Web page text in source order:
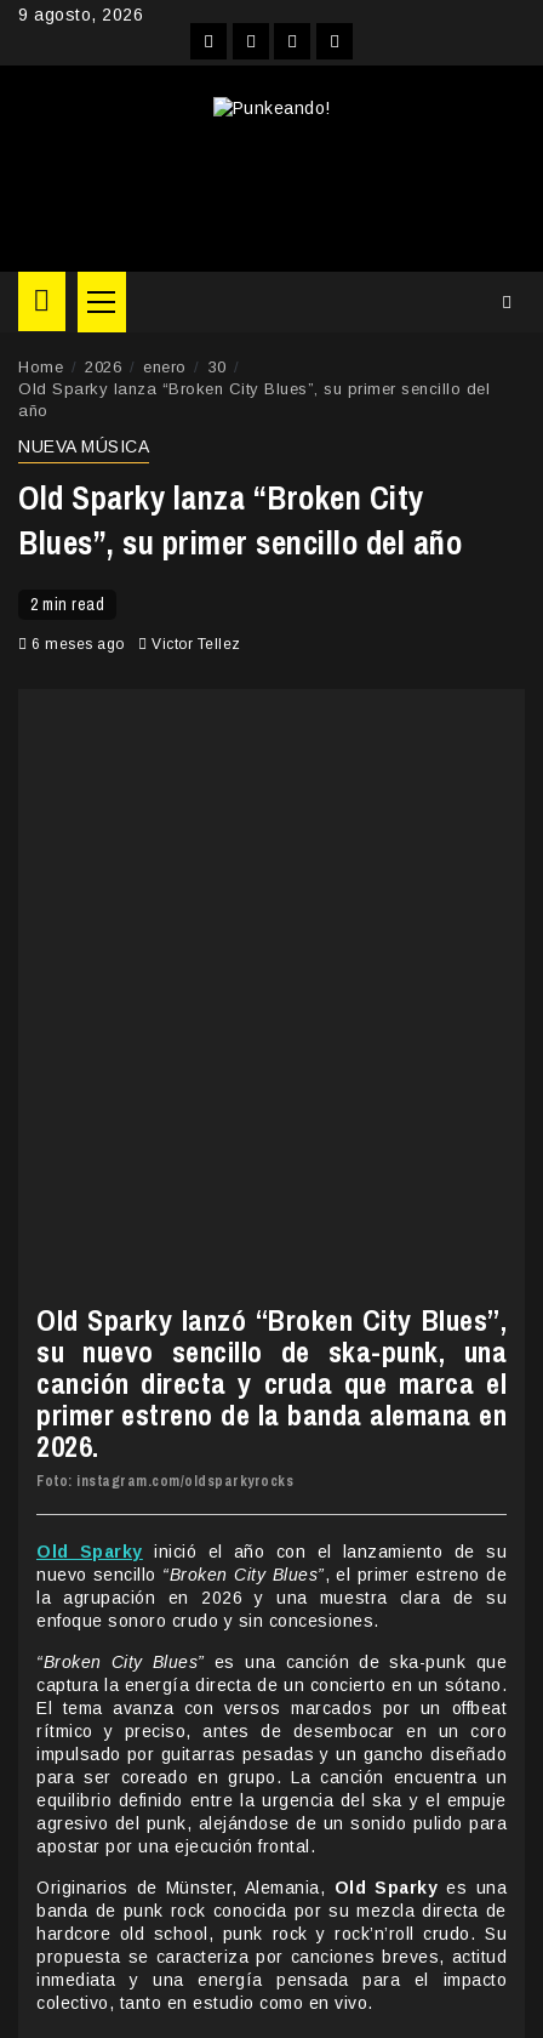
Skip9 agosto, 2026
FacebookInstagram
YouTubeTwitter
Primary
Menu
Home 2026 enero
30
Old Sparky lanza “Broken City Blues”, su primer sencillo del
año
NUEVA MÚSICA
Old Sparky lanza “Broken City
Blues”, su primer sencillo del año
2 min read
6 meses ago Victor Tellez
Old Sparky lanzó “Broken City Blues”,
su nuevo sencillo de ska-punk, una
canción directa y cruda que marca el
primer estreno de la banda alemana en
2026.
Foto: instagram.com/oldsparkyrocks
Old Sparky inició el año con el lanzamiento de su
nuevo sencillo “Broken City Blues”, el primer estreno de
la agrupación en 2026 y una muestra clara de su
enfoque sonoro crudo y sin concesiones.
“Broken City Blues” es una canción de ska-punk que
captura la energía directa de un concierto en un sótano.
El tema avanza con versos marcados por un offbeat
rítmico y preciso, antes de desembocar en un coro
impulsado por guitarras pesadas y un gancho diseñado
para ser coreado en grupo. La canción encuentra un
equilibrio definido entre la urgencia del ska y el empuje
agresivo del punk, alejándose de un sonido pulido para
apostar por una ejecución frontal.
Originarios de Münster, Alemania, Old Sparky es una
banda de punk rock conocida por su mezcla directa de
hardcore old school, punk rock y rock’n’roll crudo. Su
propuesta se caracteriza por canciones breves, actitud
inmediata y una energía pensada para el impacto
colectivo, tanto en estudio como en vivo.